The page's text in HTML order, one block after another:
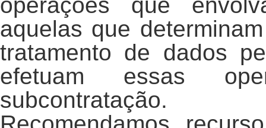
aquelas que
tratamento de dados
efetuam essas
subcontratação.